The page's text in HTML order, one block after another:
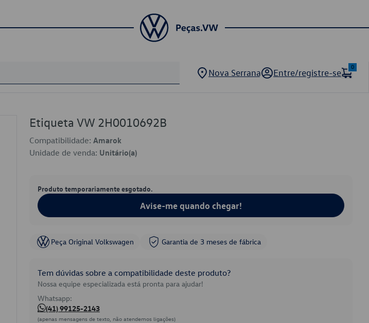
Nova Serrana Entre/registre-se
0
Etiqueta VW 2H0010692B
Compatibilidade: Amarok
Unidade de venda: Unitário(a)
Produto temporariamente esgotado.
Avise-me quando chegar!
Peça Original Volkswagen Garantia de 3 meses de fábrica
Tem dúvidas sobre a compatibilidade deste produto?
Nossa equipe especializada está pronta para ajudar!
Whatsapp:
(41) 99125-2143
(apenas mensagens de texto, não atendemos ligações)